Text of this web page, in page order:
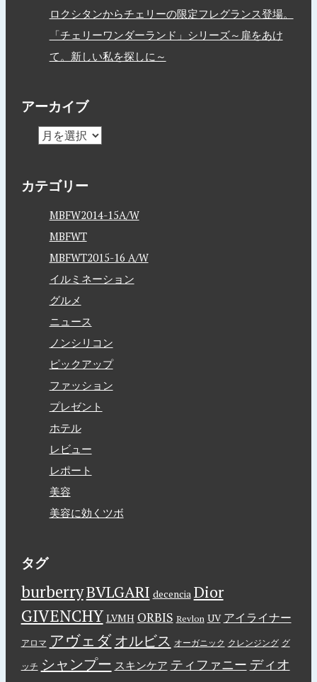
ロクシタンからチェリーの限定フレグランス登場。
「チェリーワンダーランド」シリーズ～扉をあけ
て。新しい私を探しに～
アーカイブ
カテゴリー
MBFW2014-15A/W
MBFWT
MBFWT2015-16 A/W
イルミネーション
グルメ
ニュース
ノンシリコン
ピックアップ
ファッション
プレゼント
ホテル
レビュー
レポート
美容
美容に効くツボ
タグ
burberryBVLGARI decencia Dior
GIVENCHY LVMH ORBIS Revlon UV アイライナー
アロマ アヴェダ オルビス オーガニック クレンジング グ
ッチ シャンプー スキンケア ティファニー ディオ